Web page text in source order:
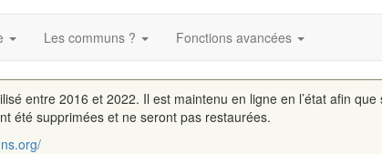
Les communs ? Fonctions avancées
entre 2016 et 2022. Il est maintenu en ligne en l’état afin
été supprimées et ne seront pas restaurées.